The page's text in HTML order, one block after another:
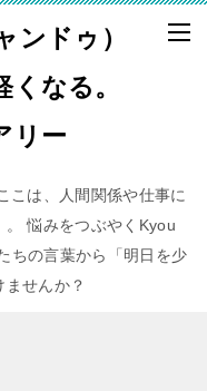
ドゥ）
くなる。
リー
こは、人間関係や仕事に
悩みをつぶやくKyou
ちの言葉から「明日を少
せんか？